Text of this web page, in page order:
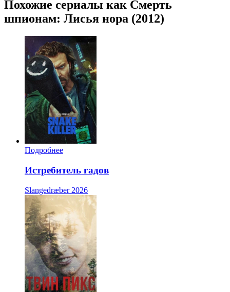
Похожие сериалы как Смерть
шпионам: Лисья нора (2012)
Подробнее
Истребитель гадов
Slangedræber 2026